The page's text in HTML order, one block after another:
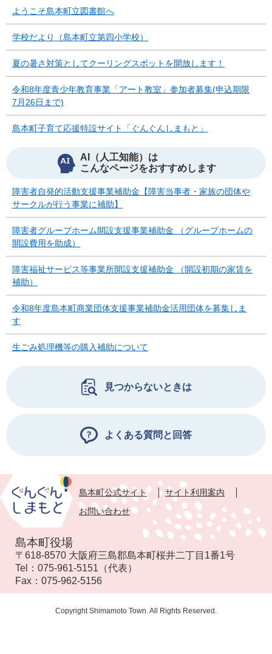
ようこそ島本町立図書館へ
学校だより（島本町立第四小学校）
夏の暑さ対策としてクーリングスポットを開放します！
令和8年度青少年教育事業「アート教室」参加者募集(申込期限
7月26日まで)
島本町子育て応援特設サイト「ぐんぐんしまもと」
AI（人工知能）は
こんなページをおすすめします
障害者自発的活動支援事業補助金【障害当事者・家族の団体や
サークルが行う事業に補助】
障害者グループホーム開設支援事業補助金 （グループホームの
開設費用を助成）
障害福祉サービス等事業所開設支援補助金 （開設初期の家賃を
補助）
令和8年度島本町商業団体支援事業補助金活用団体を募集しま
す
生ごみ処理機等の購入補助について
見つからないときは
よくある質問と回答
島本町公式サイト
サイト利用案内
お問い合わせ
島本町役場
〒618-8570 大阪府三島郡島本町桜井二丁目1番1号
Tel： 075-961-5151 （代表）
Fax： 075-962-5156
Copyright Shimamoto Town. All Rights Reserved.